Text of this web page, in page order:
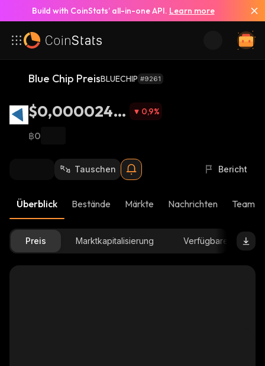
Build with CoinStats’ all-in-one API. Learn more
Blue Chip PreisBLUECHIP #9261
$0,0000248
5
0,9%
฿0
Tauschen Bericht
Überblick Bestände Märkte Nachrichten Team-
Preis Marktkapitalisierung Verfügbare Menge